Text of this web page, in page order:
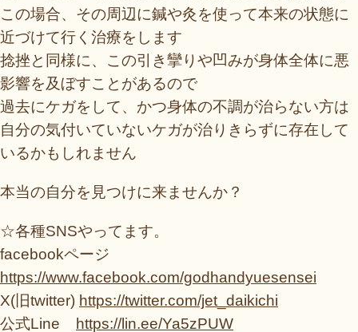
この場合、その周辺に鍼や灸を使って本来の状態に
近づけて行く治療をします
捻挫と同様に、この引き攣りや凹みが身体全体に悪
影響を及ぼすことがあるので
過去にケガをして、かつ身体の不調が治らない方は
自分の気付いていないケガが治りきらずに存在して
いるかもしれません
本当の自分を見つけに来ませんか？
☆各種SNSやってます。
facebookページ
https://www.facebook.com/godhandyuesensei
X(旧twitter) https://twitter.com/jet_daikichi
公式Line
https://lin.ee/Ya5zPUW